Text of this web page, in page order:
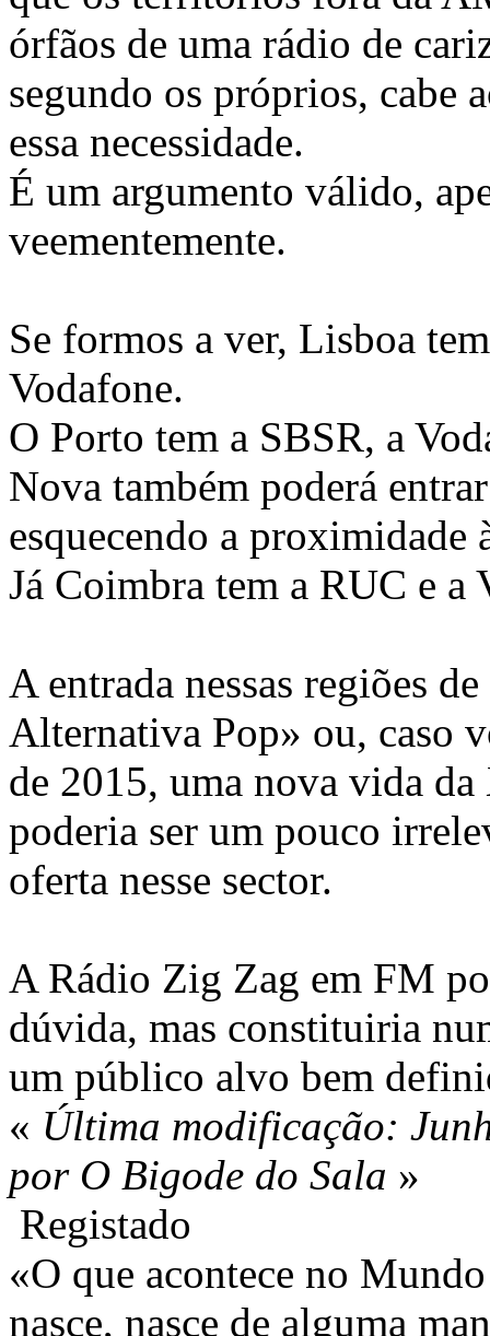
órfãos de uma rádio de
segundo os próprios, cabe
essa necessidade.
É um argumento válido,
veementemente.
Se formos a ver, Lisboa
Vodafone.
O Porto tem a SBSR, a
Nova também poderá
esquecendo a proximidade
Já Coimbra tem a RUC e a
A entrada nessas regiões
Alternativa Pop» ou, caso
de 2015, uma nova vida
poderia ser um pouco
oferta nesse sector.
A Rádio Zig Zag em FM
dúvida, mas constituiria
um público alvo bem
« Última modificação:
por O Bigode do Sala »
Registado
«O que acontece no
nasce, nasce de alguma